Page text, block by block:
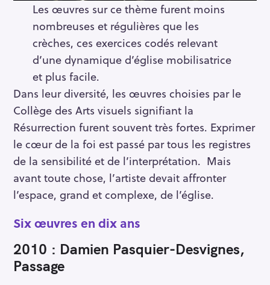
Les œuvres sur ce thème furent moins
nombreuses et régulières que les
crèches, ces exercices codés relevant
d’une dynamique d’église mobilisatrice
et plus facile.
Dans leur diversité, les œuvres choisies par le
Collège des Arts visuels signifiant la
Résurrection furent souvent très fortes. Exprimer
le cœur de la foi est passé par tous les registres
de la sensibilité et de l’interprétation. Mais
avant toute chose, l’artiste devait affronter
l’espace, grand et complexe, de l’église.
Six œuvres en dix ans
2010 : Damien Pasquier-Desvignes,
Passage